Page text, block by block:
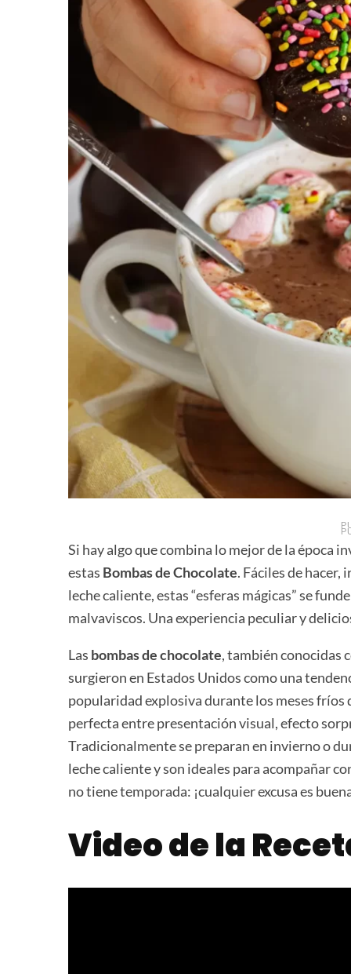
Si hay algo que combina lo mejor de la época
estas Bombas de Chocolate. Fáciles de
leche caliente, estas “esferas mágicas” se
malvaviscos. Una experiencia peculiar y
Las bombas de chocolate, también conocidas
surgieron en Estados Unidos como una
popularidad explosiva durante los meses fríos
perfecta entre presentación visual, efecto
Tradicionalmente se preparan en invierno o
leche caliente y son ideales para acompañar
no tiene temporada: ¡cualquier excusa es
Video de la